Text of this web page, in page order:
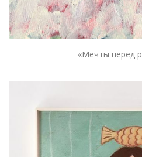
«Мечты перед